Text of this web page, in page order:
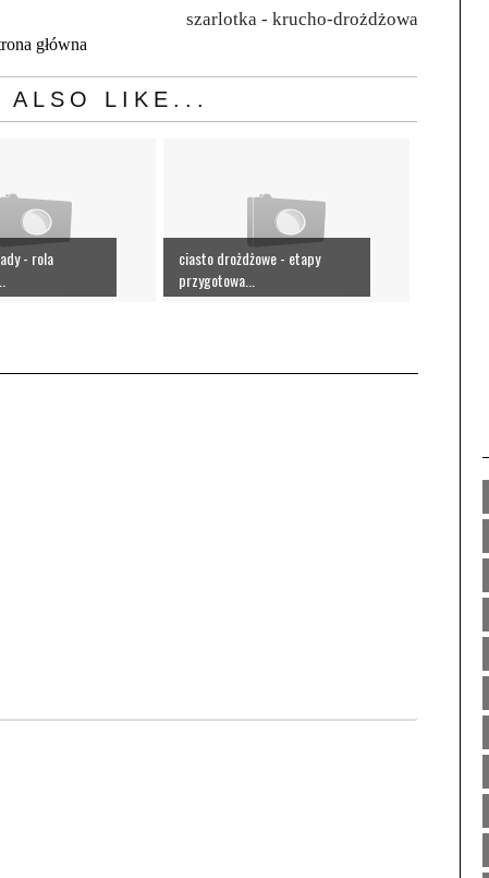
szarlotka - krucho-drożdżowa
główna
ALSO LIKE...
- rola
ciasto drożdżowe - etapy
przygotowa...